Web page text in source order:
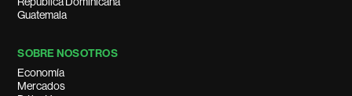
Guatemala
SOBRE NOSOTROS
Economía
Mercados